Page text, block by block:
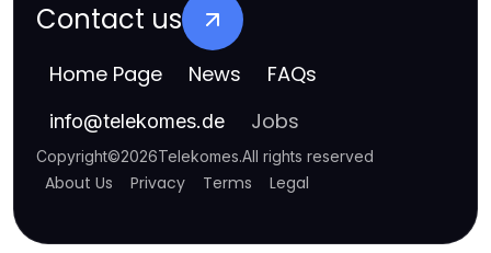
Contact us
Home Page News FAQs
info@telekomes.de Jobs
Copyright©2026Telekomes.All rights reserved
About Us Privacy Terms Legal